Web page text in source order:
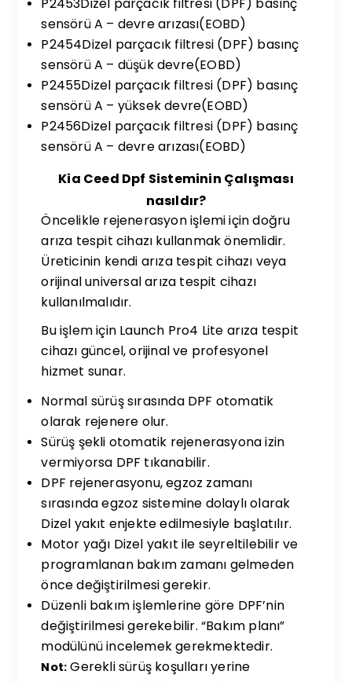
sensörü A – devre arızası(EOBD)
P2454Dizel parçacık filtresi (DPF) basınç
sensörü A – düşük devre(EOBD)
P2455Dizel parçacık filtresi (DPF) basınç
sensörü A – yüksek devre(EOBD)
P2456Dizel parçacık filtresi (DPF) basınç
sensörü A – devre arızası(EOBD)
Kia Ceed Dpf Sisteminin Çalışması
nasıldır?
Öncelikle rejenerasyon işlemi için doğru
arıza tespit cihazı kullanmak önemlidir.
Üreticinin kendi arıza tespit cihazı veya
orijinal universal arıza tespit cihazı
kullanılmalıdır.
Bu işlem için Launch Pro4 Lite arıza tespit
cihazı güncel, orijinal ve profesyonel
hizmet sunar.
Normal sürüş sırasında DPF otomatik
olarak rejenere olur.
Sürüş şekli otomatik rejenerasyona izin
vermiyorsa DPF tıkanabilir.
DPF rejenerasyonu, egzoz zamanı
sırasında egzoz sistemine dolaylı olarak
Dizel yakıt enjekte edilmesiyle başlatılır.
Motor yağı Dizel yakıt ile seyreltilebilir ve
programlanan bakım zamanı gelmeden
önce değiştirilmesi gerekir.
Düzenli bakım işlemlerine göre DPF’nin
değiştirilmesi gerekebilir. “Bakım planı”
modülünü incelemek gerekmektedir.
Not: Gerekli sürüş koşulları yerine